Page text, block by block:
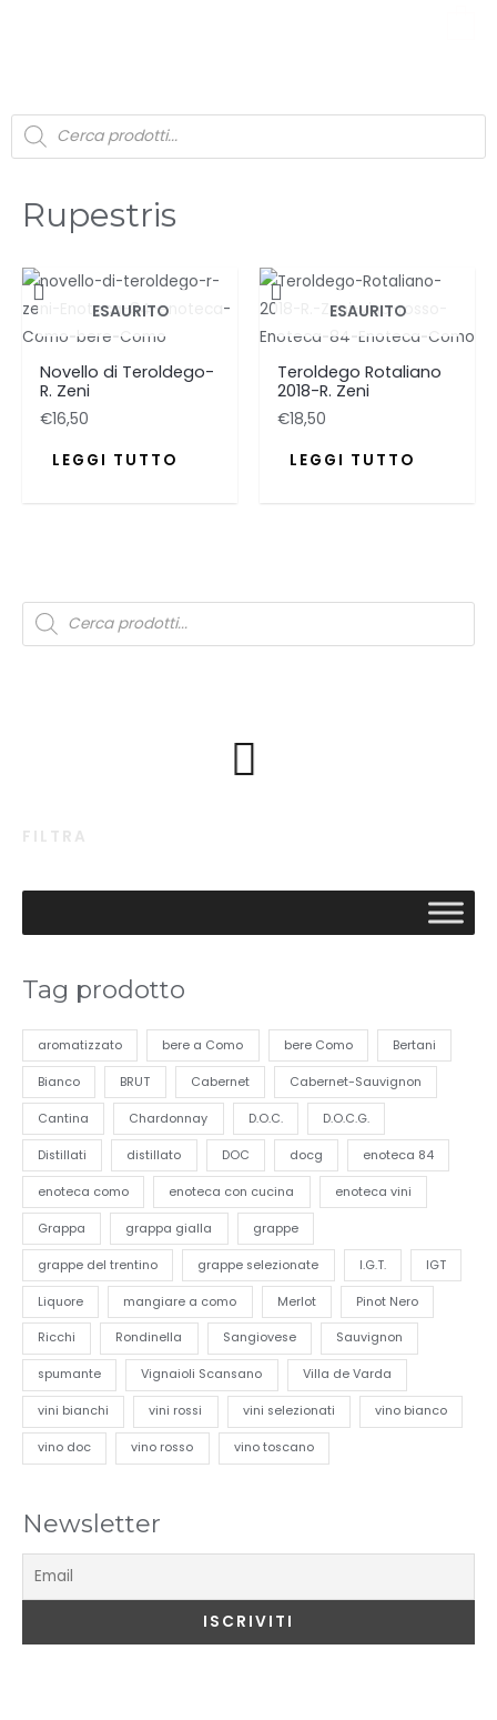
FILTRA
Tag prodotto
aromatizzato bere a Como bere Como Bertani
Bianco BRUT Cabernet Cabernet-Sauvignon
Cantina Chardonnay D.O.C. D.O.C.G.
Distillati distillato DOC docg enoteca 84
enoteca como enoteca con cucina enoteca vini
Grappa grappa gialla grappe
grappe del trentino grappe selezionate I.G.T. IGT
Liquore mangiare a como Merlot Pinot Nero
Ricchi Rondinella Sangiovese Sauvignon
spumante Vignaioli Scansano Villa de Varda
vini bianchi vini rossi vini selezionati vino bianco
vino doc vino rosso vino toscano
Newsletter
Rupestris
ESAURITO
Novello di Teroldego-
R. Zeni
€16,50
LEGGI TUTTO
ESAURITO
Teroldego Rotaliano
2018-R. Zeni
€18,50
LEGGI TUTTO